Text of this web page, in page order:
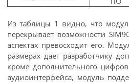
Из таблицы 1 видно, что
перекрывает возможности
аспектах превосходит его.
размерах дает разработчику
кроме дополнительного
аудиоинтерфейса, модуль